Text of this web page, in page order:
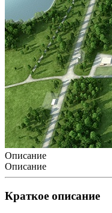
Описание
Описание
Краткое описание